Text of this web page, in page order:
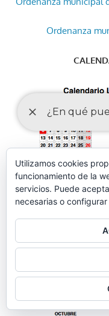
Ordenanza
Utilizamos cookies
funcionamiento de la
servicios. Puede
necesarias o